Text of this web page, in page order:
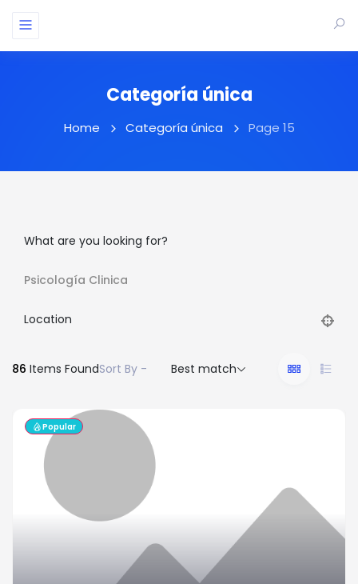
Categoría única
Home Categoría única Page 15
What are you looking for?
Psicología Clinica
Location
86 Items FoundSort By - Best match
Popular